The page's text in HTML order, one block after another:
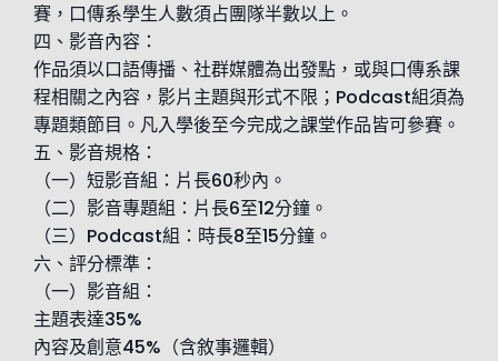
賽，口傳系學生人數須占團隊半數以上。
四、影音內容：
作品須以口語傳播、社群媒體為出發點，或與口傳系課
程相關之內容，影片主題與形式不限；Podcast組須為
專題類節目。凡入學後至今完成之課堂作品皆可參賽。
五、影音規格：
（一）短影音組：片長60秒內。
（二）影音專題組：片長6至12分鐘。
（三）Podcast組：時長8至15分鐘。
六、評分標準：
（一）影音組：
主題表達35%
內容及創意45%（含敘事邏輯）